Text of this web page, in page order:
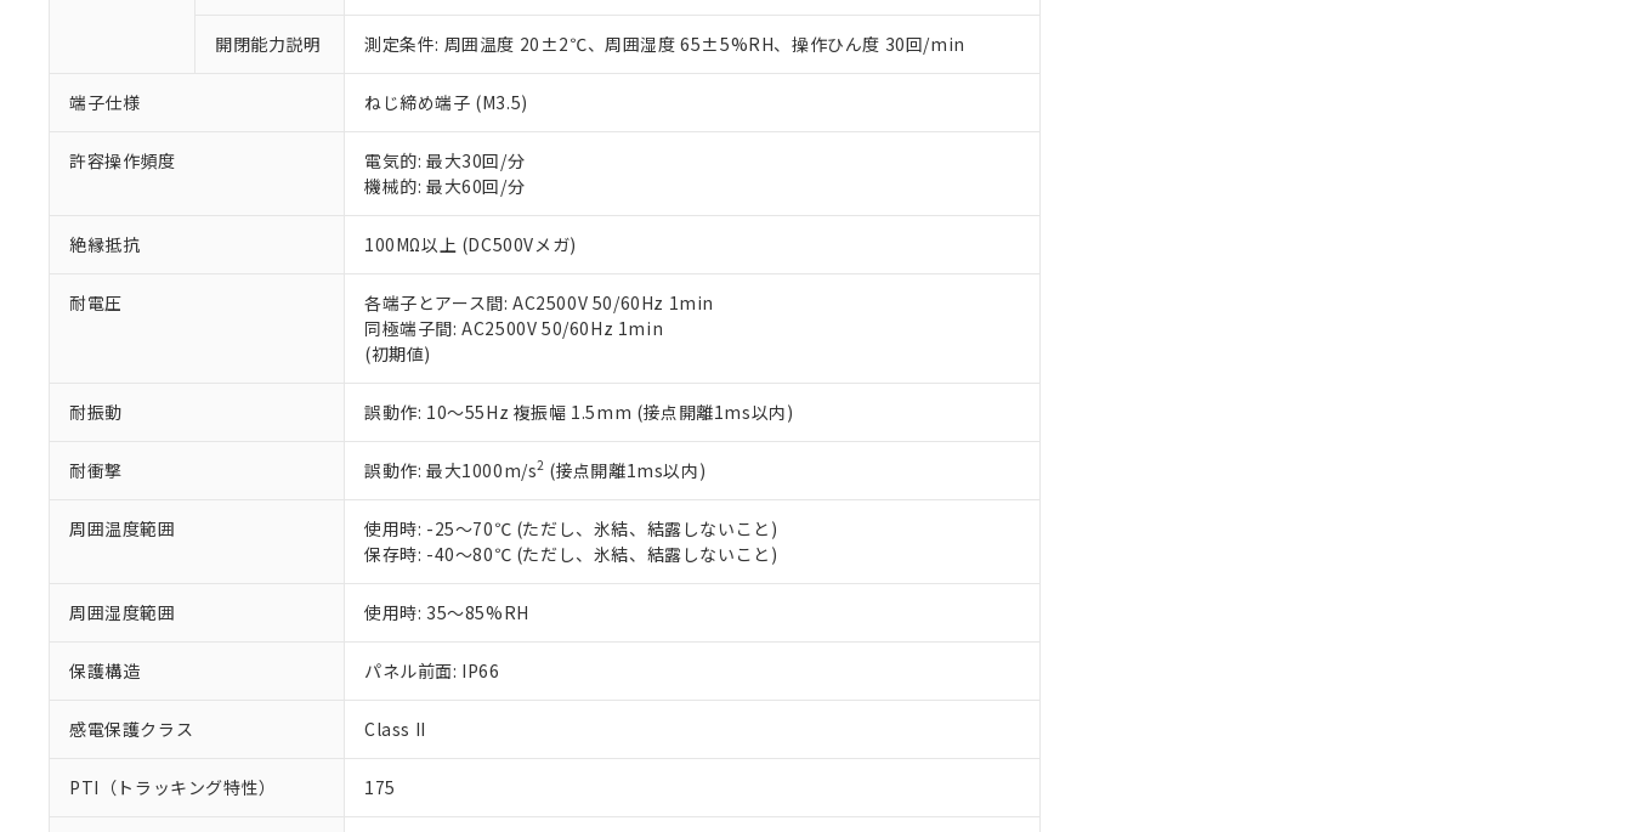
開閉能力説明 測定条件: 周囲温度 20±2℃、周囲湿度 65±5%RH、操作ひん度 30回/min
端子仕様 ねじ締め端子 (M3.5)
許容操作頻度
電気的: 最大30回/分
機械的: 最大60回/分
絶縁抵抗 100MΩ以上 (DC500Vメガ)
耐電圧
各端子とアース間: AC2500V 50/60Hz 1min
同極端子間: AC2500V 50/60Hz 1min
(初期値)
耐振動 誤動作: 10～55Hz 複振幅 1.5mm (接点開離1ms以内)
耐衝撃 誤動作: 最大1000m/s2 (接点開離1ms以内)
周囲温度範囲
使用時: -25～70℃ (ただし、氷結、結露しないこと)
保存時: -40～80℃ (ただし、氷結、結露しないこと)
周囲湿度範囲 使用時: 35～85%RH
保護構造 パネル前面: IP66
感電保護クラス Class II
PTI（トラッキング特性） 175
正式な納期状況および標準価格はお客様のお取引先、またはお客様担当のオムロン制御機器販売店・
当社販売員にご相談ください。
オムロン制御機器販売店や当社販売拠点は「販売ネットワーク
」をご確認ください。
在庫状況および標準価格結果を当社の事前の承諾なく第三者に漏洩または開示しないようお願いしま
マイパーツ機能（部品リスト作成サービス）をご利用いただくには、I-Webメンバーズにご登録され
ている必要があります。
お客様が当ウェブサイト上で当社にご登録された部品リストについて、当社および当社の共同利用者
さい。
※当社の共同利用者とは、"個人情報の共同利用に関して"
の「1.共同利用者の範囲」に記載されて
いる法人を指します。
※2 対応予定月
部品在庫の切り替え状況などにより、予定月が前後することがあります。
※3 非含有証明書ダウンロード
下記の非含有証明書をダウンロードすることができます。
EU RoHS指令（10物質）の非含有証明書
51物質の非含有証明書（当社基準）
※本証明書は発行日時点で非含有を証明するもので、過去に遡って非含有を証明するものではありません。
また、RoHS指令のフタル酸エステル類４物質の対応では、対応完了までの期間は出荷製品に未対応品が
混在することから備考欄に対応日を記載しておりました。
り割愛しております。
DEHP(フタル酸ビス(2-エチルヘキシル)) : 1000ppm
※2 環境保護使用期限
「ｅ」：有害物質（10物質）のすべてが基準値以下であることを示します。
「10」：通常の使用状況下において有害物質が外部に漏えいし、環境に深刻な影響を及ぼさない年数を意
味します。
当社は、貴社製品を第三者に販売する場合は、上記1、2および3の内容を当該第三者に通知します。
また当社は、販売先および販売に係わる関係者が違法に輸出するおそれがある場合は、取り引きをい
たしません。
△ 一定数には満たないが在庫あり
－
在庫なし(最新の在庫状況については、お客様のお取引先、またはお客様担当のオムロン制御
機器販売店・当社販売員にご確認ください)
空
白
受注生産機種、また在庫状況の情報を公開していない機種